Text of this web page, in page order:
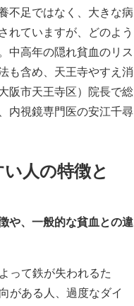
不足ではなく、大きな病
れていますが、どのよう
中高年の隠れ貧血のリス
も含め、天王寺やすえ消
阪市天王寺区）院長で総
内視鏡専門医の安江千尋
人の特徴と
や、一般的な貧血との違
って鉄が失われるた
がある人、過度なダイ